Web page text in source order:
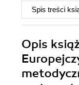
Spis treści
Opis